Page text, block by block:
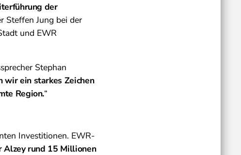
der
Steffen Jung bei der
und EWR
Stephan
wir ein starkes Zeichen
Region.“
Investitionen. EWR-
rund 15 Millionen